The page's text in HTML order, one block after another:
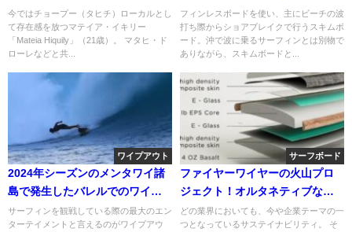
ームセッション動画
今ではチョープー（タヒチ）ローカルとし
て存在感を放つマテイア・イキリー
「Mateia Hiquily」（21歳）。 マタヒ・ド
ローレなどと共...
ービーの未使用映像
フィンレスボードを使い、主にビーチの波
打ち際からショアブレイクで行うスキムボ
ード。沖で波に乗るサーフィンとは別物で
ありながら、スキムボードと...
ワイプアウト
2024年シーズンのメンタワイ諸
島で発生したバレルでのワイプ
アウト特集動画
サーフィンを観戦している際の最大のエン
ターテイメントと言えるのがワイプアウ
サーフボード
ファイヤーワイヤーの火山プロ
ジェクト！オルタネティブなサ
ーフボード素材
どの業界においても、今や企業テーマの一
つとなっているサステイナビリティ。 そ